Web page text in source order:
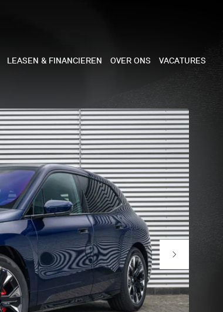
3-DEURS
CABRIO
5-DEURS
COOPER WORKS
SMITH EDITION
LEASEN & FINANCIEREN OVER ONS VACATURES